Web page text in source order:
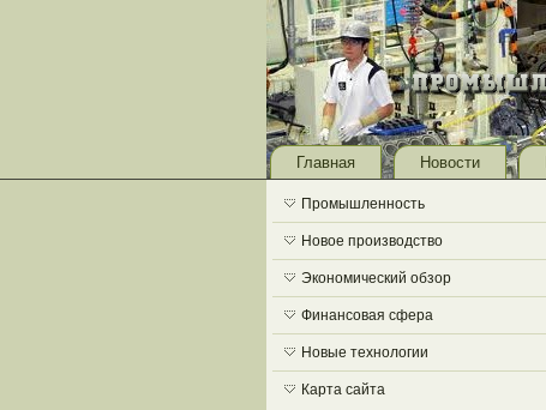
Главная Новости
Промышленность
Новое производство
Экономический обзор
Финансовая сфера
Новые технологии
Карта сайта